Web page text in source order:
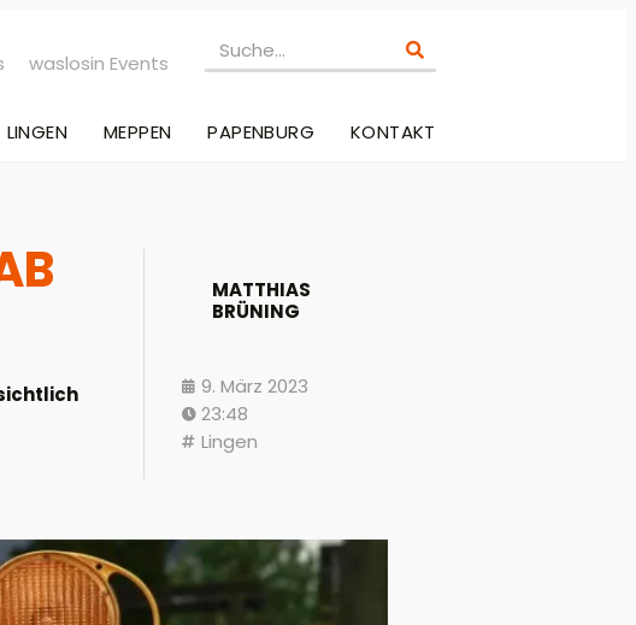
waslosin Events
LINGEN MEPPEN PAPENBURG KONTAKT
1
MATTHIAS
BRÜNING
9. März 2023
23:48
Lingen